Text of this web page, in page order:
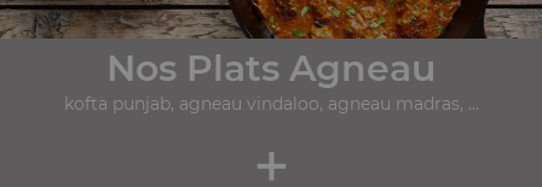
Nos Plats Agneau
kofta punjab, agneau vindaloo, agneau madras, ...
+